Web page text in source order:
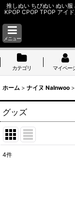
推しぬい ちびぬい ぬい
KPOP CPOP TPOP アイ
メニュー
カテゴリ マイペー
ホーム > ナイヌ NaInwoo >
グッズ
4件